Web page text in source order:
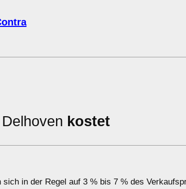
kostet
in der Regel auf 3 % bis 7 % des